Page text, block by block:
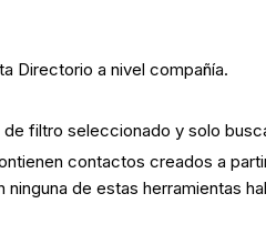
Directorio a nivel compañía.
filtro seleccionado y solo
contactos creados a
de estas herramientas